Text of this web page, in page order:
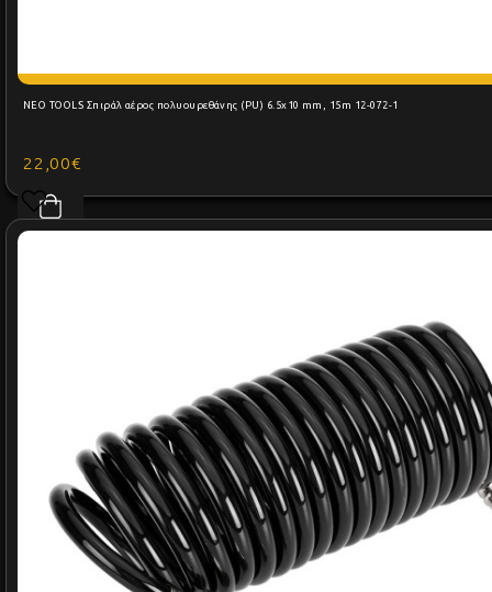
NEO TOOLS Σπιράλ αέρος πολυουρεθάνης (PU) 6.5x10 mm, 15m 12-072-1
22,00€